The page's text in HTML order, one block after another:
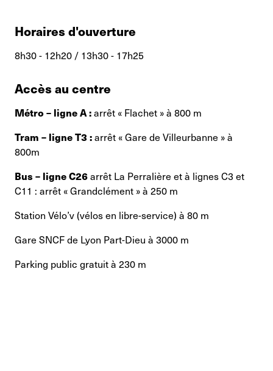
Horaires d'ouverture
8h30 - 12h20 / 13h30 - 17h25
Accès au centre
Métro – ligne A :arrêt « Flachet » à 800 m
Tram – ligne T3 :arrêt « Gare de Villeurbanne » à
800m
Bus – ligne C26arrêt La Perralière et à lignes C3 et
C11 : arrêt « Grandclément » à 250 m
Station Vélo’v (vélos en libre-service) à 80 m
Gare SNCF de Lyon Part-Dieu à 3000 m
Parking public gratuit à 230 m